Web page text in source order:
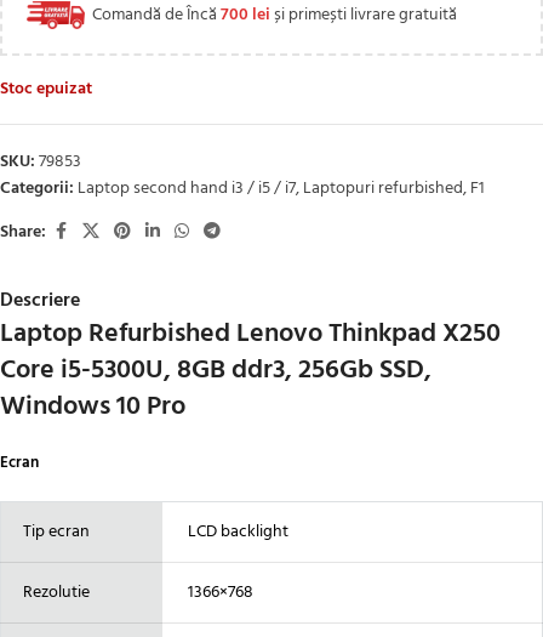
Comandă de Încă700 leiși primești livrare gratuită
Stoc epuizat
SKU:79853
Categorii: Laptop second hand i3 / i5 / i7,Laptopuri refurbished,F1
Share:
Descriere
Laptop Refurbished Lenovo Thinkpad X250
Core i5-5300U, 8GB ddr3, 256Gb SSD,
Windows 10 Pro
Ecran
Tip ecran LCD backlight
Rezolutie 1366×768